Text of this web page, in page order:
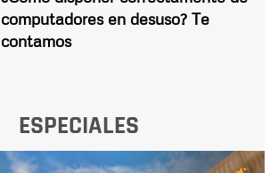
computadores en desuso? Te
contamos
ESPECIALES